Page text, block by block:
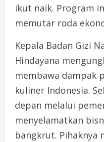
ikut naik. Program
memutar roda
Kepala Badan Gizi
Hindayana
membawa dampak
kuliner Indonesia.
depan melalui
menyelamatkan
bangkrut. Pihaknya